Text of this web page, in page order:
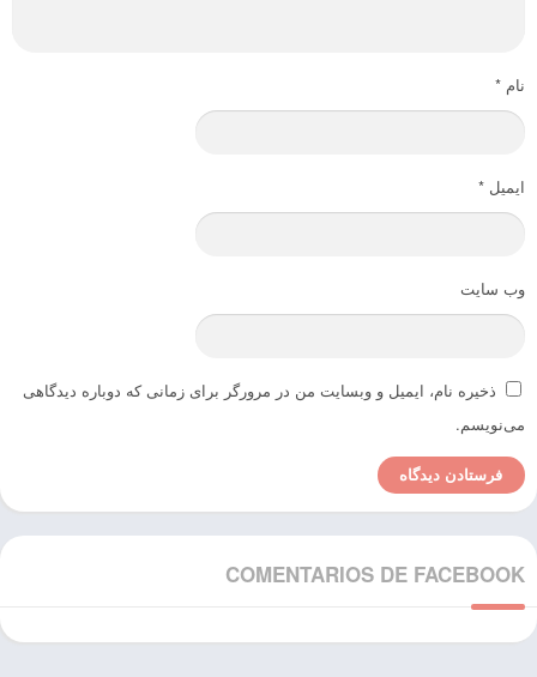
نام *
ایمیل *
وب‌ سایت
ذخیره نام، ایمیل و وبسایت من در مرورگر برای زمانی که دوباره دیدگاهی
می‌نویسم.
COMENTARIOS DE FACEBOOK